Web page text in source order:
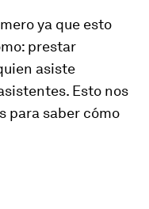
ya que esto
prestar
asiste
Esto nos
para saber cómo